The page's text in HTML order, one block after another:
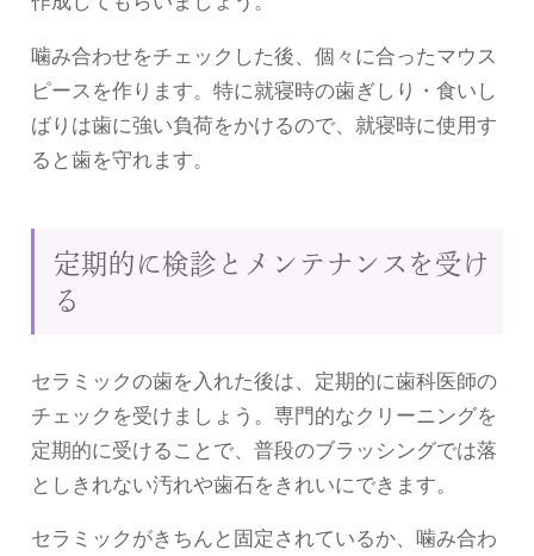
噛み合わせをチェックした後、個々に合ったマウス
ピースを作ります。特に就寝時の歯ぎしり・食いし
ばりは歯に強い負荷をかけるので、就寝時に使用す
ると歯を守れます。
定期的に検診とメンテナンスを受け
る
セラミックの歯を入れた後は、定期的に歯科医師の
チェックを受けましょう。専門的なクリーニングを
定期的に受けることで、普段のブラッシングでは落
としきれない汚れや歯石をきれいにできます。
セラミックがきちんと固定されているか、噛み合わ